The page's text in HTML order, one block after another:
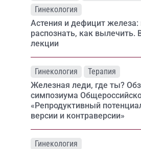
Гинекология
Астения и дефицит железа:
распознать, как вылечить.
лекции
Гинекология
Терапия
Железная леди, где ты?
симпозиума
«Репродуктивный
версии и контраверсии»
Гинекология